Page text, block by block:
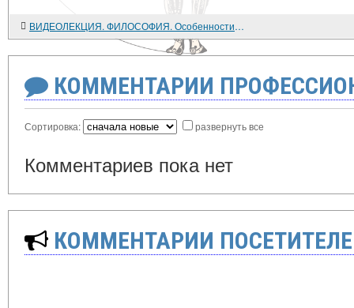
ВИДЕОЛЕКЦИЯ. ФИЛОСОФИЯ. Особенности познавательного отношения к миру
КОММЕНТАРИИ
Сортировка: развернуть все
Комментариев пока нет
КОММЕНТАРИИ